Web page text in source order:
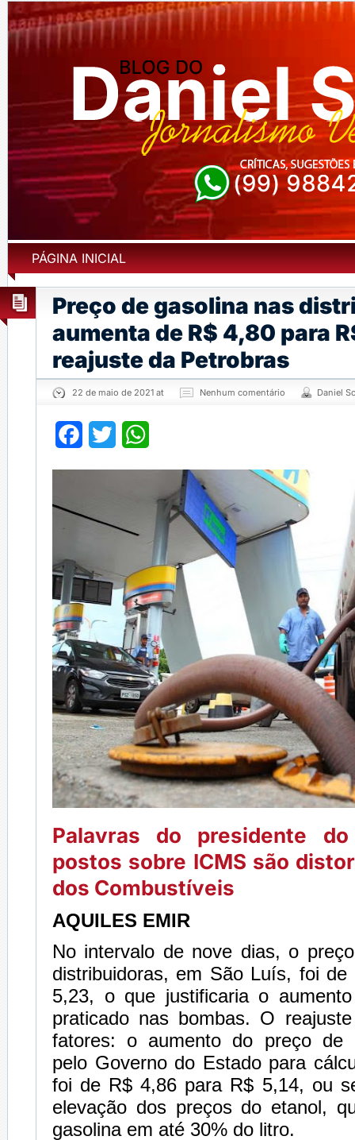
PÁGINA INICIAL
Preço de gasolina nas
aumenta de R$ 4,80 para
reajuste da Petrobras
22 de maio de 2021 at Nenhum comentário Daniel
Facebook
Twitter
Palavras do presidente
postos sobre ICMS são
dos Combustíveis
AQUILES EMIR
No intervalo de nove dias, o
distribuidoras, em São Luís, foi
5,23, o que justificaria o
praticado nas bombas. O
fatores: o aumento do preço de
pelo Governo do Estado para
foi de R$ 4,86 para R$ 5,14, ou
elevação dos preços do etanol,
gasolina em até 30% do litro.